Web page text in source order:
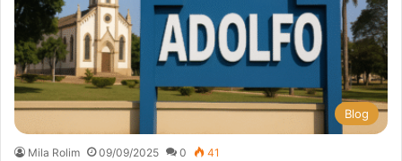
Blog
Mila Rolim 09/09/2025 0 41